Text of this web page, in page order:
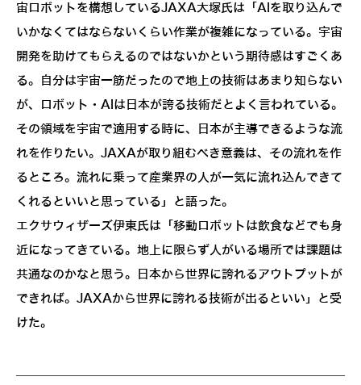
宙ロボットを構想しているJAXA大塚氏は「AIを取り込んで
いかなくてはならないくらい作業が複雑になっている。宇宙
開発を助けてもらえるのではないかという期待感はすごくあ
る。自分は宇宙一筋だったので地上の技術はあまり知らない
が、ロボット・AIは日本が誇る技術だとよく言われている。
その領域を宇宙で適用する時に、日本が主導できるような流
れを作りたい。JAXAが取り組むべき意義は、その流れを作
るところ。流れに乗って産業界の人が一気に流れ込んできて
くれるといいと思っている」と語った。
エクサウィザーズ伊東氏は「移動ロボットは飲食などでも身
近になってきている。地上に限らず人がいる場所では課題は
共通なのかなと思う。日本から世界に誇れるアウトプットが
できれば。JAXAから世界に誇れる技術が出るといい」と受
けた。